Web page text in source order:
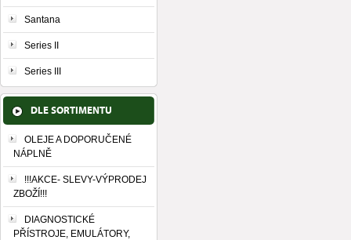
Santana
Series II
Series III
DLE SORTIMENTU
OLEJE A DOPORUČENÉ
NÁPLNĚ
!!!AKCE- SLEVY-VÝPRODEJ
ZBOŽÍ!!!
DIAGNOSTICKÉ
PŘÍSTROJE, EMULÁTORY,